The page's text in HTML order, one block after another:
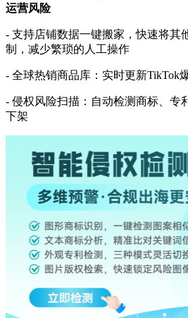
运营风险
- 支持店铺数据一键搬家，快速将其
制，减少繁琐的人工操作
- 全球热销商品库：实时更新TikTok
- 侵权风险扫描：自动检测商标、专
下架